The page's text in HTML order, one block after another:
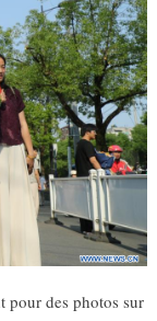
pour des photos sur